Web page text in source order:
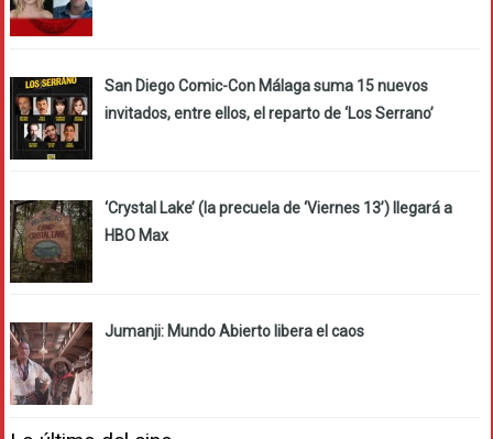
San Diego Comic-Con Málaga suma 15 nuevos
invitados, entre ellos, el reparto de ‘Los Serrano’
‘Crystal Lake’ (la precuela de ‘Viernes 13’) llegará a
HBO Max
Jumanji: Mundo Abierto libera el caos